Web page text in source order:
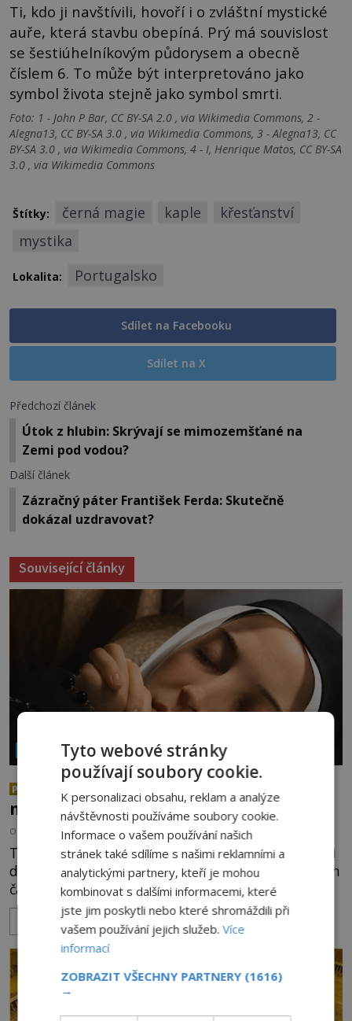
Ti, kdo ji navštívili, hovoří i o zvláštní mystické
auře, která stavbu obepíná. Prý má souvislost
se šestiúhelníkovým půdorysem a obecně
číslem 6. To může být interpretováno jako
symbol života stejně jako symbol smrti.
Foto: 1 - John P Bar, CC BY-SA 2.0 , via Wikimedia Commons, 2 -
Alegna13, CC BY-SA 3.0 , via Wikimedia Commons, 3 - Alegna13, CC
BY-SA 3.0 , via Wikimedia Commons, 4 - I, Henrique Matos, CC BY-SA
3.0 , via Wikimedia Commons
Štítky: černá magie kaple
křesťanství
mystika
Lokalita: Portugalsko
Sdílet na Facebooku
Sdílet na X
Předchozí článek
Útok z hlubin: Skrývají se mimozemšťané na
Zemi pod vodou?
Další článek
Zázračný páter František Ferda: Skutečně
dokázal uzdravovat?
Související články
NÁBOŽENSTVÍ A OKULTISMUS
PREMIUM
Neporušená těla svatých: Jak je
možné, že vzdorují času?
OD EVA SOUKUPOVÁ 6.8.2026 2.7TIS
Těla mnohých světců se zázračně nerozkládají ani
desítky či stovky let po jejich smrti, ačkoliv na nich
často nebylo provedeno balzamování či jiné
pokusy o konzervaci. Neporušené ostatky bývají
považovány za důkaz svatosti zemřelých. Jaké
tajemné síly těla významných náboženských
osobností ochraňují? Na hřbitově u kláštera
Milosrdných
ZOBRAZIT VÍCE
Tyto webové stránky
používají soubory cookie.
K personalizaci obsahu, reklam a analýze
návštěvnosti používáme soubory cookie.
Informace o vašem používání našich
stránek také sdílíme s našimi reklamními a
analytickými partnery, kteří je mohou
kombinovat s dalšími informacemi, které
jste jim poskytli nebo které shromáždili při
vašem používání jejich služeb.Více
informací
ZOBRAZIT VŠECHNY PARTNERY (1616)
→